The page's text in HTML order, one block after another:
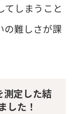
てしまうこと
の難しさが課
測定した結
した！